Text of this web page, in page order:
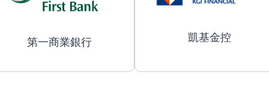
第一商業銀行 凱基金控